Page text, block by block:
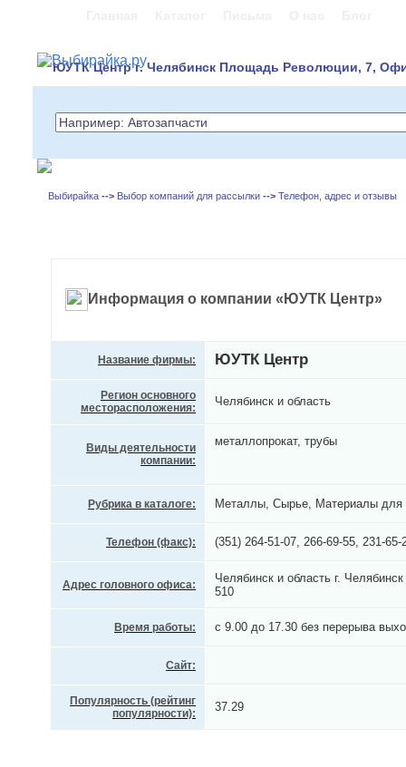
ЮУТК Центр г. Челябинск Площадь Революции, 7,
Выбирайка --> Выбор компаний для рассылки --> Телефон, адрес и отзывы
Информация о компании «ЮУТК Центр»
Название фирмы: ЮУТК Центр
Регион основного
месторасположения:
Челябинск и область
Виды деятельности
компании:
металлопрокат, трубы
Рубрика в каталоге: Металлы, Сырье, Материалы для
Телефон (факс): (351) 264-51-07, 266-69-55, 231-65-
Адрес головного офиса:
Челябинск и область г.
510
Время работы: с 9.00 до 17.30 без перерыва
Сайт:
Популярность (рейтинг
популярности):
37.29